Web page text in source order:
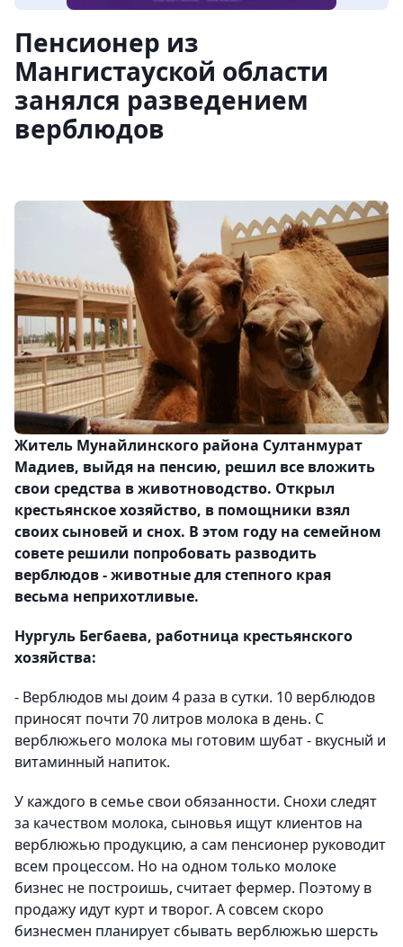
Пенсионер из
Мангистауской области
занялся разведением
верблюдов
Житель Мунайлинского района Султанмурат
Мадиев, выйдя на пенсию, решил все вложить
свои средства в животноводство. Открыл
крестьянское хозяйство, в помощники взял
своих сыновей и снох. В этом году на семейном
совете решили попробовать разводить
верблюдов - животные для степного края
весьма неприхотливые.
Нургуль Бегбаева, работница крестьянского
хозяйства:
- Верблюдов мы доим 4 раза в сутки. 10 верблюдов
приносят почти 70 литров молока в день. С
верблюжьего молока мы готовим шубат - вкусный и
витаминный напиток.
У каждого в семье свои обязанности. Снохи следят
за качеством молока, сыновья ищут клиентов на
верблюжью продукцию, а сам пенсионер руководит
всем процессом. Но на одном только молоке
бизнес не построишь, считает фермер. Поэтому в
продажу идут курт и творог. А совсем скоро
бизнесмен планирует сбывать верблюжью шерсть